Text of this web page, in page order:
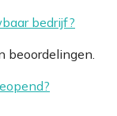
bedrijf?
beoordelingen.